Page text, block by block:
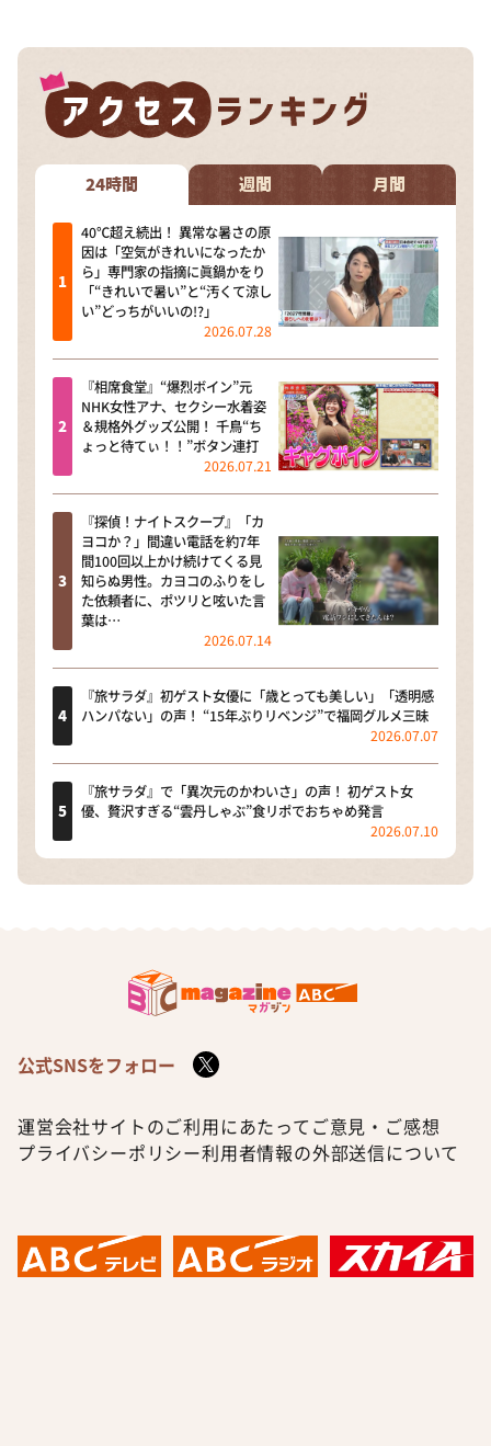
24時間 週間 月間
40℃超え続出！ 異常な暑さの原
因は「空気がきれいになったか
ら」専門家の指摘に眞鍋かをり
「“きれいで暑い”と“汚くて涼し
い”どっちがいいの!?」
2026.07.28
『相席食堂』“爆烈ボイン”元
NHK女性アナ、セクシー水着姿
＆規格外グッズ公開！ 千鳥“ち
ょっと待てぃ！！”ボタン連打
2026.07.21
『探偵！ナイトスクープ』「カ
ヨコか？」間違い電話を約7年
間100回以上かけ続けてくる見
知らぬ男性。カヨコのふりをし
た依頼者に、ポツリと呟いた言
葉は…
2026.07.14
『旅サラダ』初ゲスト女優に「歳とっても美しい」「透明感
ハンパない」の声！ “15年ぶりリベンジ”で福岡グルメ三昧
2026.07.07
『旅サラダ』で「異次元のかわいさ」の声！ 初ゲスト女
優、贅沢すぎる“雲丹しゃぶ”食リポでおちゃめ発言
2026.07.10
公式SNSをフォロー
運営会社サイトのご利用にあたって ご意見・ご感想
プライバシーポリシー利用者情報の外部送信について